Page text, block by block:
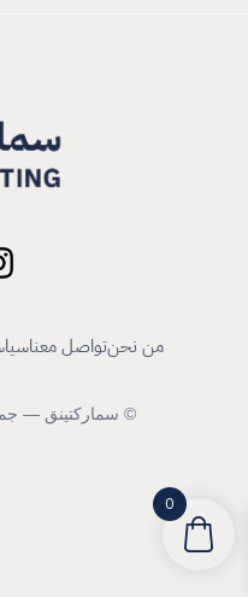
من نحنتواصل معنا
© سماركتينق —
0